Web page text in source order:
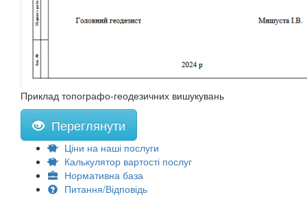
Приклад топографо-геодезичних вишукувань
Переглянути
Ціни на наші послуги
Калькулятор вартості послуг
Нормативна база
Питання/Відповідь